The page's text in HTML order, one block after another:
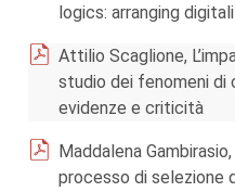
logics: arranging
Attilio Scaglione,
studio dei fenomeni di
evidenze e criticità
Maddalena
processo di selezione